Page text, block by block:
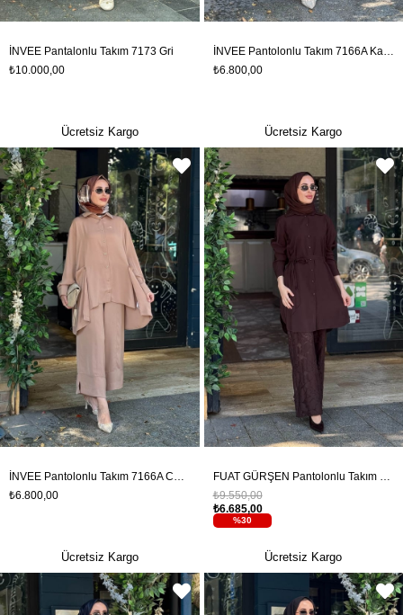
İNVEE Pantalonlu Takım 7173 Gri
₺10.000,00
Ücretsiz Kargo
İNVEE Pantolonlu Takım 7166A Kahve
₺6.800,00
Ücretsiz Kargo
₺6.800,00
Ücretsiz Kargo
%30
₺6.685,00
₺9.550,00
Ücretsiz Kargo